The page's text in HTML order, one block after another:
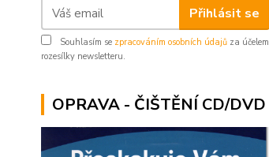
Přihlásit se
Souhlasím se zpracováním osobních údajů za účelem
rozesílky newsletteru.
OPRAVA - ČIŠTĚNÍ CD/DVD